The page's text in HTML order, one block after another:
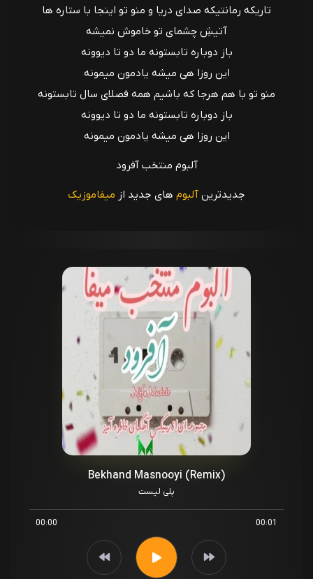
تاریکه رمانتیکه صدای دریا و منو تو اینجا با ستاره ها
آتیشِ چشمای تو خاموش نمیشه
باز دوباره تابستونه ما دو تا دیوونه
این روزا هی میشه یادمون میمونه
منو تو با هم هرجا که باشیم همه فصلای سال تابستونه
باز دوباره تابستونه ما دو تا دیوونه
این روزا هی میشه یادمون میمونه
آلبوم منتخب آفرود
جدیدترین آلبوم های جدید از میفاموزیک
Bekhand Masnooyi (Remix)
پلی لیست
00:00 00:01